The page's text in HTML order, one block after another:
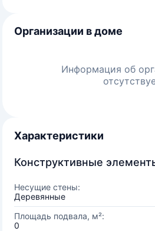
Организации в доме
Информация об
Характеристики
Конструктивные
Несущие стены:
Деревянные
Площадь подвала, м²:
0